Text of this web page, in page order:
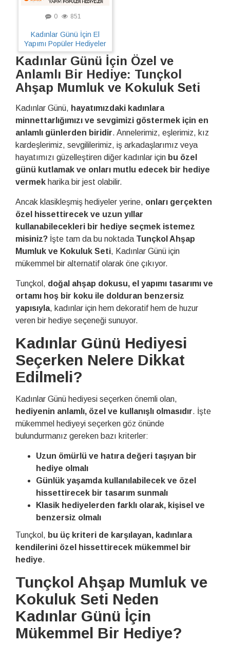
0 851
Kadınlar Günü İçin El
Yapımı Popüler Hediyeler
Kadınlar Günü İçin Özel ve
Anlamlı Bir Hediye: Tunçkol
Ahşap Mumluk ve Kokuluk Seti
Kadınlar Günü, hayatımızdaki kadınlara
minnettarlığımızı ve sevgimizi göstermek için en
anlamlı günlerden biridir. Annelerimiz, eşlerimiz, kız
kardeşlerimiz, sevgililerimiz, iş arkadaşlarımız veya
hayatımızı güzelleştiren diğer kadınlar için bu özel
günü kutlamak ve onları mutlu edecek bir hediye
vermek harika bir jest olabilir.
Ancak klasikleşmiş hediyeler yerine, onları gerçekten
özel hissettirecek ve uzun yıllar
kullanabilecekleri bir hediye seçmek istemez
misiniz? İşte tam da bu noktada Tunçkol Ahşap
Mumluk ve Kokuluk Seti, Kadınlar Günü için
mükemmel bir alternatif olarak öne çıkıyor.
Tunçkol, doğal ahşap dokusu, el yapımı tasarımı ve
ortamı hoş bir koku ile dolduran benzersiz
yapısıyla, kadınlar için hem dekoratif hem de huzur
veren bir hediye seçeneği sunuyor.
Kadınlar Günü Hediyesi
Seçerken Nelere Dikkat
Edilmeli?
Kadınlar Günü hediyesi seçerken önemli olan,
hediyenin anlamlı, özel ve kullanışlı olmasıdır. İşte
mükemmel hediyeyi seçerken göz önünde
bulundurmanız gereken bazı kriterler:
Uzun ömürlü ve hatıra değeri taşıyan bir
hediye olmalı
Günlük yaşamda kullanılabilecek ve özel
hissettirecek bir tasarım sunmalı
Klasik hediyelerden farklı olarak, kişisel ve
benzersiz olmalı
Tunçkol, bu üç kriteri de karşılayan, kadınlara
kendilerini özel hissettirecek mükemmel bir
hediye.
Tunçkol Ahşap Mumluk ve
Kokuluk Seti Neden
Kadınlar Günü İçin
Mükemmel Bir Hediye?